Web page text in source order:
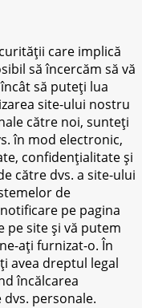
care implică
să încercăm să vă
să puteți lua
site-ului nostru
către noi, sunteți
în mod electronic,
confidențialitate și
către dvs. a site-ului
de
pe pagina
pe site și vă putem
ați furnizat-o. În
avea dreptul legal
încălcarea
personale.